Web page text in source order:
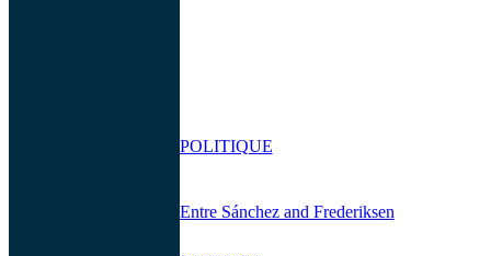
Entre Sánchez and Frederiksen
POLITIQUE